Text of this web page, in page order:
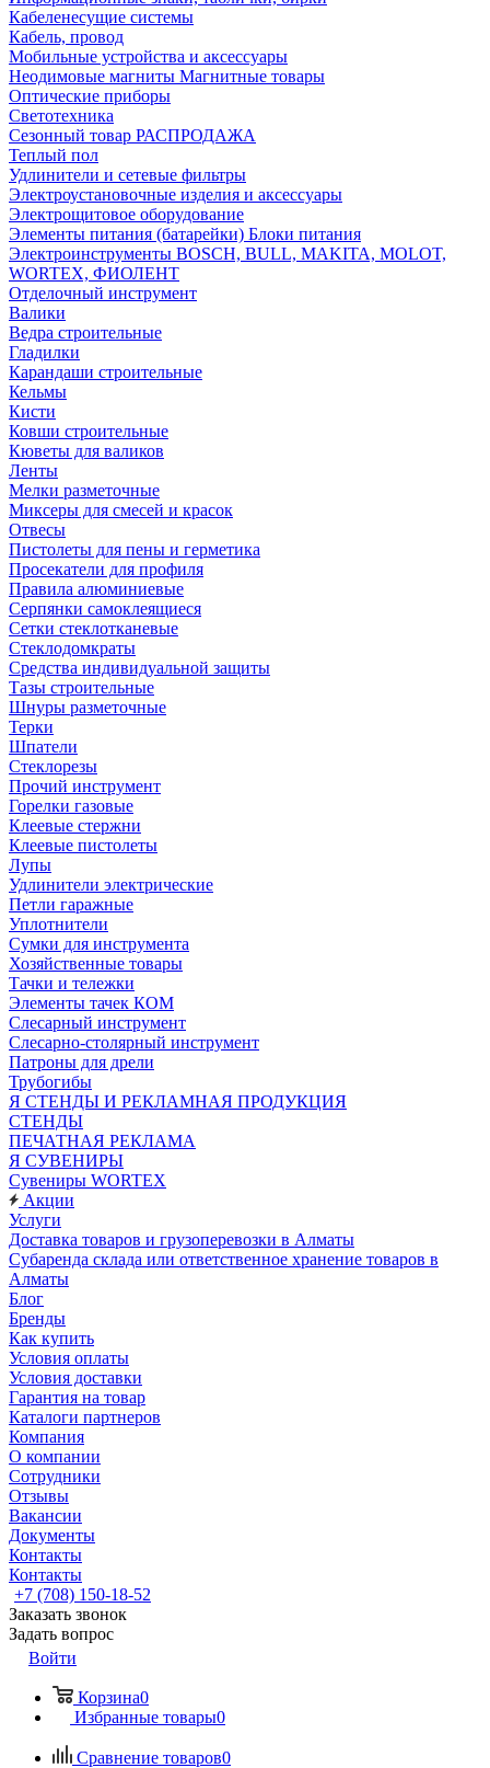
Кабеленесущие системы
Кабель, провод
Мобильные устройства и аксессуары
Неодимовые магниты Магнитные товары
Оптические приборы
Светотехника
Сезонный товар РАСПРОДАЖА
Теплый пол
Удлинители и сетевые фильтры
Электроустановочные изделия и аксессуары
Электрощитовое оборудование
Элементы питания (батарейки) Блоки питания
Электроинструменты BOSCH, BULL, MAKITA, MOLOT,
WORTEX, ФИОЛЕНТ
Отделочный инструмент
Валики
Ведра строительные
Гладилки
Карандаши строительные
Кельмы
Кисти
Ковши строительные
Кюветы для валиков
Ленты
Мелки разметочные
Миксеры для смесей и красок
Отвесы
Пистолеты для пены и герметика
Просекатели для профиля
Правила алюминиевые
Серпянки самоклеящиеся
Сетки стеклотканевые
Стеклодомкраты
Средства индивидуальной защиты
Тазы строительные
Шнуры разметочные
Терки
Шпатели
Стеклорезы
Прочий инструмент
Горелки газовые
Клеевые стержни
Клеевые пистолеты
Лупы
Удлинители электрические
Петли гаражные
Уплотнители
Сумки для инструмента
Хозяйственные товары
Тачки и тележки
Элементы тачек КОМ
Слесарный инструмент
Слесарно-столярный инструмент
Патроны для дрели
Трубогибы
Я СТЕНДЫ И РЕКЛАМНАЯ ПРОДУКЦИЯ
СТЕНДЫ
ПЕЧАТНАЯ РЕКЛАМА
Я СУВЕНИРЫ
Сувениры WORTEX
Акции
Услуги
Доставка товаров и грузоперевозки в Алматы
Субаренда склада или ответственное хранение товаров в
Алматы
Блог
Бренды
Как купить
Условия оплаты
Условия доставки
Гарантия на товар
Каталоги партнеров
Компания
О компании
Сотрудники
Отзывы
Вакансии
Документы
Контакты
Контакты
+7 (708) 150-18-52
Заказать звонок
Задать вопрос
Войти
Корзина0
Избранные товары0
Сравнение товаров0